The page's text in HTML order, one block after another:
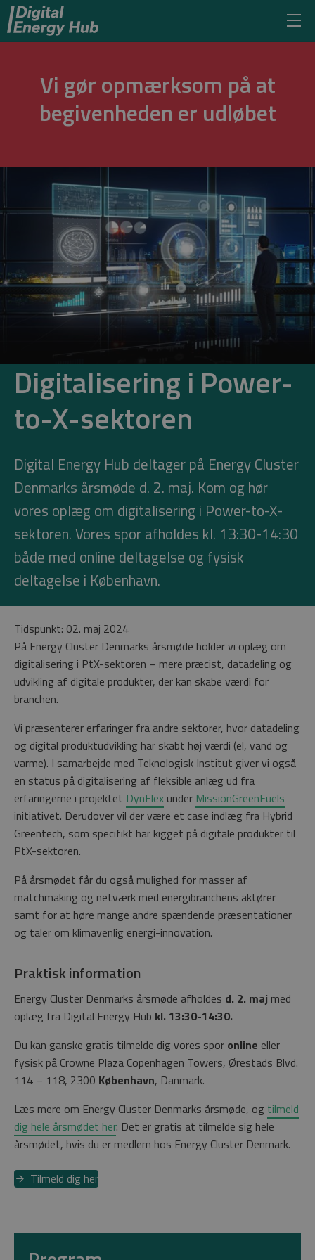
Vi gør opmærksom på at
begivenheden er udløbet
Digitalisering i Power-
to-X-sektoren
Digital Energy Hub deltager på Energy Cluster
Denmarks årsmøde d. 2. maj. Kom og hør
vores oplæg om digitalisering i Power-to-X-
sektoren. Vores spor afholdes kl. 13:30-14:30
både med online deltagelse og fysisk
deltagelse i København.
Tidspunkt: 02. maj 2024
På Energy Cluster Denmarks årsmøde holder vi oplæg om
digitalisering i PtX-sektoren – mere præcist, datadeling og
udvikling af digitale produkter, der kan skabe værdi for
branchen.
Vi præsenterer erfaringer fra andre sektorer, hvor datadeling
og digital produktudvikling har skabt høj værdi (el, vand og
varme). I samarbejde med Teknologisk Institut giver vi også
en status på digitalisering af fleksible anlæg ud fra
erfaringerne i projektet DynFlex under MissionGreenFuels
initiativet. Derudover vil der være et case indlæg fra Hybrid
Greentech, som specifikt har kigget på digitale produkter til
PtX-sektoren.
På årsmødet får du også mulighed for masser af
matchmaking og netværk med energibranchens aktører
samt for at høre mange andre spændende præsentationer
og taler om klimavenlig energi-innovation.
Praktisk information
Energy Cluster Denmarks årsmøde afholdes d. 2. maj med
oplæg fra Digital Energy Hub kl. 13:30-14:30.
Du kan ganske gratis tilmelde dig vores spor online eller
fysisk på Crowne Plaza Copenhagen Towers, Ørestads Blvd.
114 – 118, 2300 København, Danmark.
Læs mere om Energy Cluster Denmarks årsmøde, og tilmeld
dig hele årsmødet her. Det er gratis at tilmelde sig hele
årsmødet, hvis du er medlem hos Energy Cluster Denmark.
Tilmeld dig her